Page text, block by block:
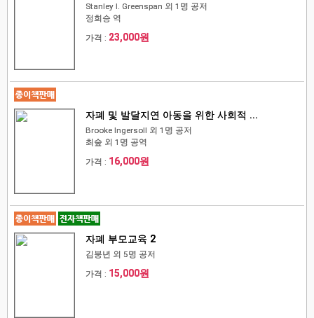
Stanley I. Greenspan 외 1명 공저
정희승 역
가격 : 23,000원
자폐 및 발달지연 아동을 위한 사회적 ...
Brooke Ingersoll 외 1명 공저
최숲 외 1명 공역
가격 : 16,000원
자폐 부모교육 2
김붕년 외 5명 공저
가격 : 15,000원